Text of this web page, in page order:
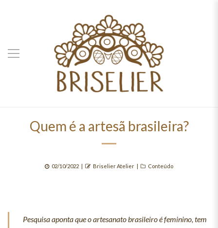
Quem é a artesã brasileira?
Posted
02/10/2022 Author
Briselier Atelier Categories
Conteúdo
Pesquisa aponta que o artesanato brasileiro é feminino, tem